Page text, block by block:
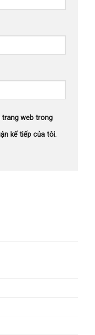
trang web trong
kế tiếp của tôi.